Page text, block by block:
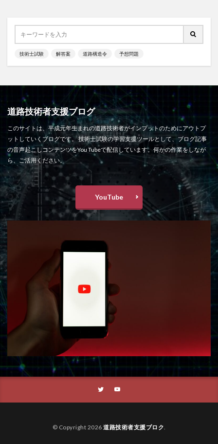
技術士試験 解答案 道路構造令 予想問題
道路技術者支援ブログ
このサイトは、平成元年生まれの道路技術者がインプットのためにアウトプ
ットしていくブログです。 技術士試験の学習支援ツールとして、ブログ記事
の音声起こしコンテンツをYou Tubeで配信しています。何かの作業をしなが
ら、ご活用ください。
YouTube
© Copyright 2026 道路技術者支援ブロク.